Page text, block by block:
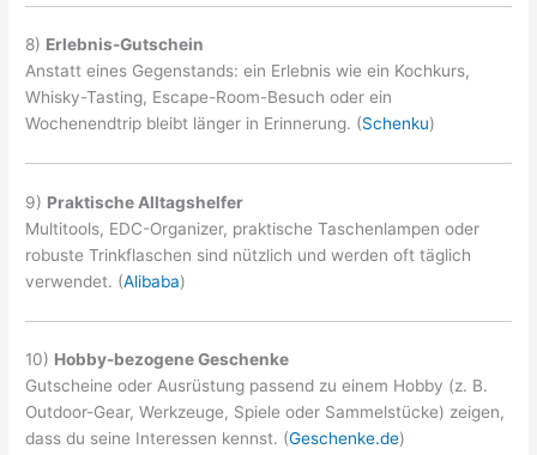
8) Erlebnis-Gutschein
Anstatt eines Gegenstands: ein Erlebnis wie ein Kochkurs,
Whisky-Tasting, Escape-Room-Besuch oder ein
Wochenendtrip bleibt länger in Erinnerung. (Schenku)
9) Praktische Alltagshelfer
Multitools, EDC-Organizer, praktische Taschenlampen oder
robuste Trinkflaschen sind nützlich und werden oft täglich
verwendet. (Alibaba)
10) Hobby-bezogene Geschenke
Gutscheine oder Ausrüstung passend zu einem Hobby (z. B.
Outdoor-Gear, Werkzeuge, Spiele oder Sammelstücke) zeigen,
dass du seine Interessen kennst. (Geschenke.de)